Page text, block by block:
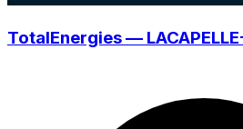
TotalEnergies —